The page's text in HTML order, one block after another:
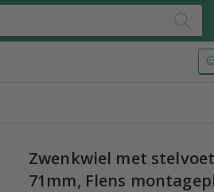
Zwenkwiel met
71mm, Flens